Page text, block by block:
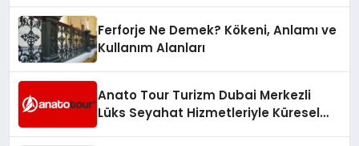
Ferforje Ne Demek? Kökeni, Anlamı ve
Kullanım Alanları
Anato Tour Turizm Dubai Merkezli
Lüks Seyahat Hizmetleriyle Küresel